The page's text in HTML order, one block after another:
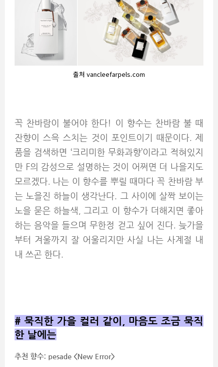
출처 vancleefarpels.com
꼭 찬바람이 불어야 한다! 이 향수는 찬바람 불 때
잔향이 스윽 스치는 것이 포인트이기 때문이다. 제
품을 검색하면 ‘크리미한 무화과향’이라고 적혀있지
만 F의 감성으로 설명하는 것이 어쩌면 더 나을지도
모르겠다. 나는 이 향수를 뿌릴 때마다 꼭 찬바람 부
는 노을진 하늘이 생각난다. 그 사이에 살짝 보이는
노을 묻은 하늘색, 그리고 이 향수가 더해지면 좋아
하는 음악을 들으며 무한정 걷고 싶어 진다. 늦가을
부터 겨울까지 잘 어울리지만 사실 나는 사계절 내
내 쓰곤 한다.
# 묵직한 가을 컬러 같이, 마음도 조금 묵직
한 날에는
추천 향수: pesade <New Error>